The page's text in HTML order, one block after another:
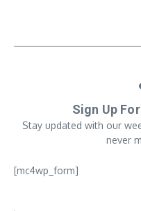
Sign Up
Stay updated with our
never
[mc4wp_form]